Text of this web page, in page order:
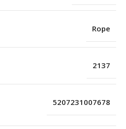
Rope
2137
5207231007678